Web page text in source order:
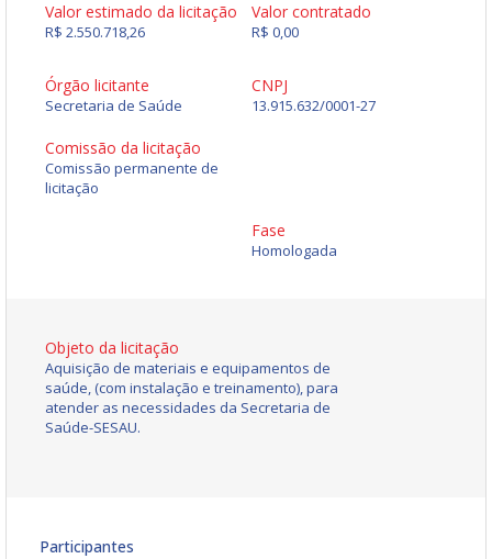
Valor estimado da licitação
R$ 2.550.718,26
Valor contratado
R$ 0,00
Órgão licitante
Secretaria de Saúde
CNPJ
13.915.632/0001-27
Comissão da licitação
Comissão permanente de
licitação
Fase
Homologada
Objeto da licitação
Aquisição de materiais e equipamentos de
saúde, (com instalação e treinamento), para
atender as necessidades da Secretaria de
Saúde-SESAU.
Participantes